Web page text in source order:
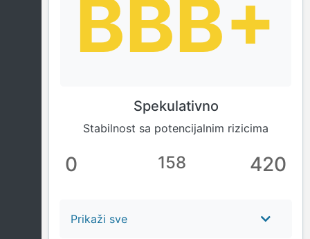
BBB+
Spekulativno
Stabilnost sa potencijalnim rizicima
0 158 420
Prikaži sve